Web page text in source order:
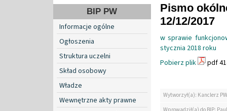
BIP PW
Informacje ogólne
Ogłoszenia
Struktura uczelni
Skład osobowy
Władze
Wewnętrzne akty prawne
Pismo
12/12/2017
w sprawie
stycznia 2018 roku
Pobierz plik
pdf
Wytworzył(a): Kanclerz PW